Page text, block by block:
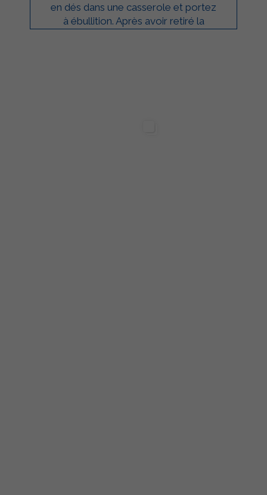
en dés dans une casserole et portez
à ébullition. Après avoir retiré la